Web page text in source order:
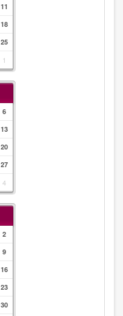
11
18
25
1
6
13
20
27
4
2
9
16
23
30